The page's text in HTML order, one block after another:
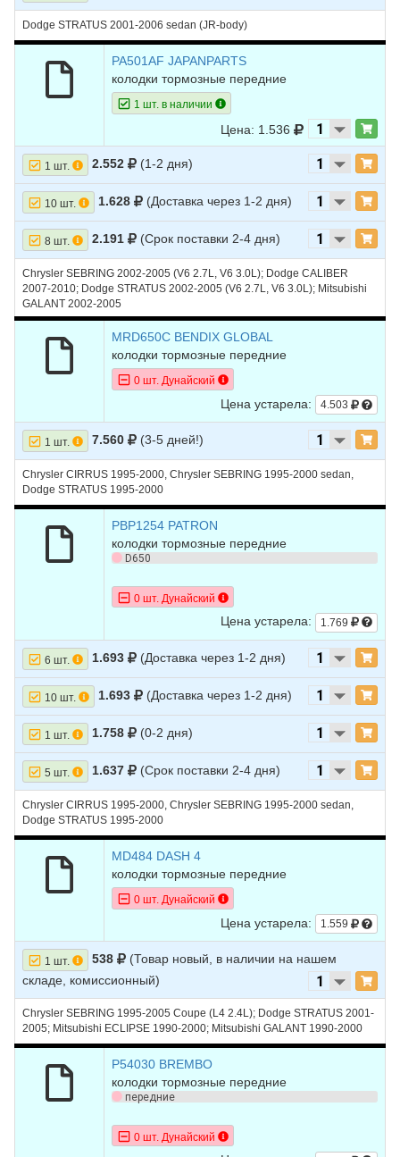
Dodge STRATUS 2001-2006 sedan (JR-body)
PA501AF JAPANPARTS
колодки тормозные передние
1 шт. в наличии
Цена: 1.536
1 шт. 2.552 (1-2 дня)
10 шт. 1.628 (Доставка через 1-2 дня)
8 шт. 2.191 (Срок поставки 2-4 дня)
Chrysler SEBRING 2002-2005 (V6 2.7L, V6 3.0L); Dodge CALIBER
2007-2010; Dodge STRATUS 2002-2005 (V6 2.7L, V6 3.0L); Mitsubishi
GALANT 2002-2005
MRD650C BENDIX GLOBAL
колодки тормозные передние
0 шт. Дунайский
Цена устарела: 4.503
1 шт. 7.560 (3-5 дней!)
Chrysler CIRRUS 1995-2000, Chrysler SEBRING 1995-2000 sedan,
Dodge STRATUS 1995-2000
PBP1254 PATRON
колодки тормозные передние
D650
0 шт. Дунайский
Цена устарела: 1.769
6 шт. 1.693 (Доставка через 1-2 дня)
10 шт. 1.693 (Доставка через 1-2 дня)
1 шт. 1.758 (0-2 дня)
5 шт. 1.637 (Срок поставки 2-4 дня)
Chrysler CIRRUS 1995-2000, Chrysler SEBRING 1995-2000 sedan,
Dodge STRATUS 1995-2000
MD484 DASH 4
колодки тормозные передние
0 шт. Дунайский
Цена устарела: 1.559
1 шт. 538
(Товар новый, в наличии на нашем
складе, комиссионный)
Chrysler SEBRING 1995-2005 Coupe (L4 2.4L); Dodge STRATUS 2001-
2005; Mitsubishi ECLIPSE 1990-2000; Mitsubishi GALANT 1990-2000
P54030 BREMBO
колодки тормозные передние
передние
0 шт. Дунайский